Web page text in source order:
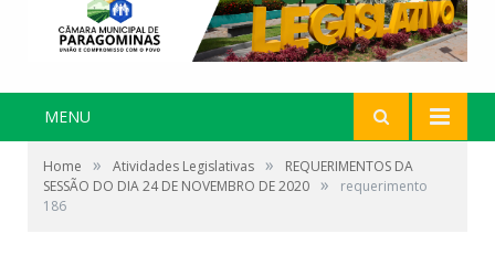
MENU
Home » Atividades Legislativas »
REQUERIMENTOS DA
SESSÃO DO DIA 24 DE NOVEMBRO DE 2020 »
requerimento
186